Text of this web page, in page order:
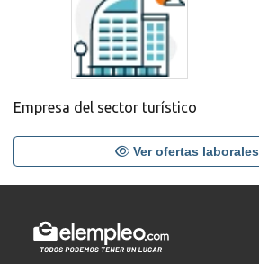
Empresa del sector turístico
Ver ofertas laborales